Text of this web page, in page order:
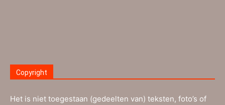
Copyright
Het is niet toegestaan (gedeelten van) teksten, foto’s of